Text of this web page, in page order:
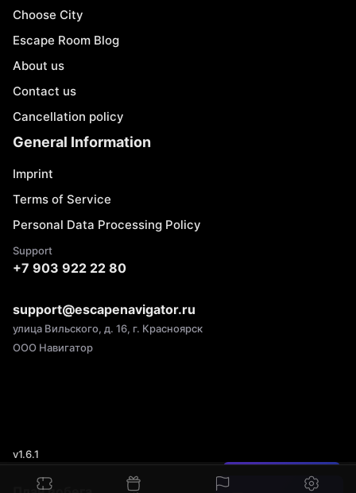
Found a mistake?
Choose City
Escape Room Blog
About us
Contact us
Cancellation policy
General Information
Imprint
Terms of Service
Personal Data Processing Policy
Support
+7 903 922 22 80
support@escapenavigator.ru
улица Вильского, д. 16, г. Красноярск
ООО Навигатор
v1.6.1